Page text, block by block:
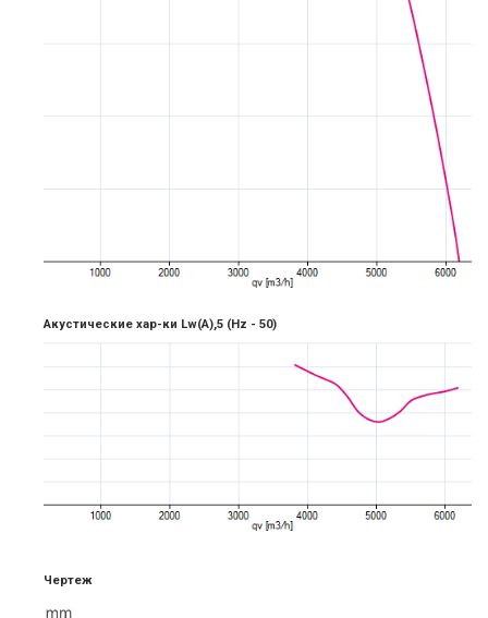
Акустические хар-ки Lw(A),5 (Hz - 50)
Чертеж